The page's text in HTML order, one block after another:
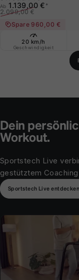
Verkaufspreis
Ab 1.139,00 € *
Normaler Preis
2.099,00 €
Spare 960,00 €
20 km/h
Geschwindigkeit
Dein
Workout.
Sportstech Live
gestütztem
Sportstech Live entdecken